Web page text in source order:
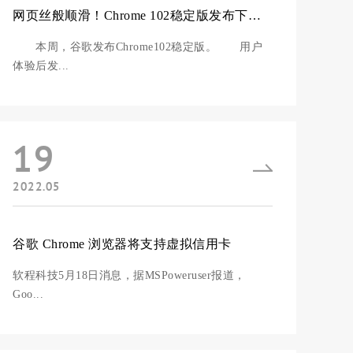
网页丝般顺滑！Chrome 102稳定版发布下载：CPU/内存占用暴降
本周，谷歌发布Chrome102稳定版。 用户
体验后发...
19
2022.05
谷歌 Chrome 浏览器将支持虚拟信用卡
软程科技5月18日消息，据MSPoweruser报道，
Goo...